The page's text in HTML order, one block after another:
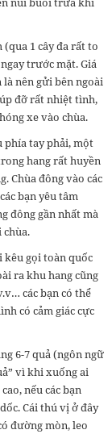
(qua 1 cây đa rất to
trước mặt. Giá
nên gửi bên ngoài
đỡ rất nhiệt tình,
xe vào chùa.
phía tay phải, một
hang rất huyền
Chùa đông vào các
bạn yêu tâm
đông gần nhất mà
chùa.
gọi toàn quốc
ra khu hang cũng
các bạn có thể
có cảm giác cực
6-7 quả (ngôn ngữ
vì khi xuống ai
nếu các bạn
Cái thú vị ở đây
đường mòn, leo